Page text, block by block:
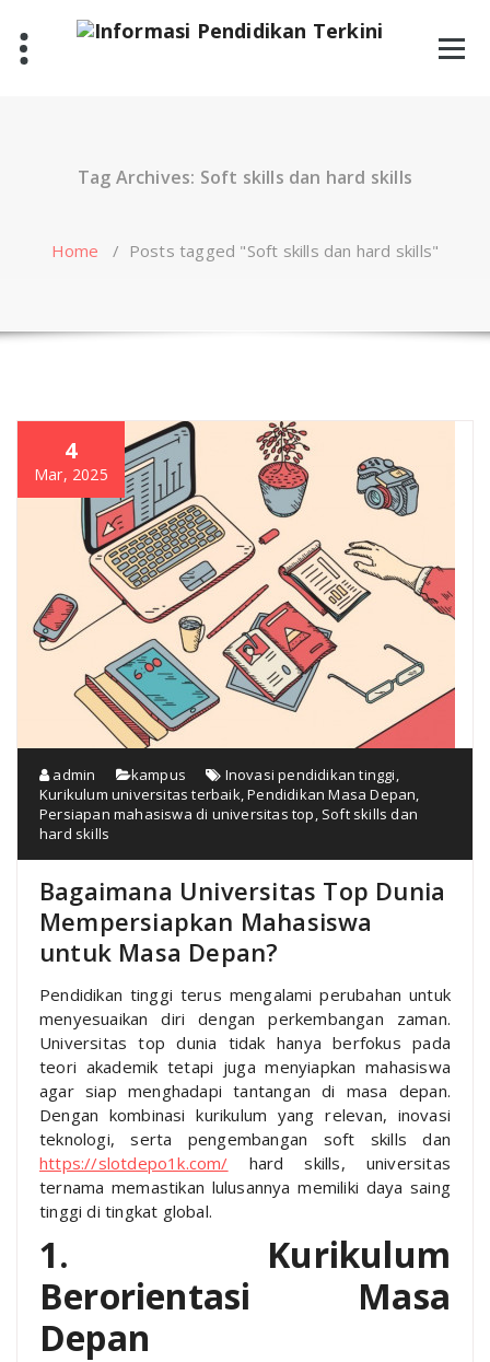
content
Tag Archives: Soft skills dan hard skills
Home / Posts tagged "Soft skills dan hard skills"
4
Mar, 2025
admin kampus Inovasi pendidikan tinggi,
Kurikulum universitas terbaik,Pendidikan Masa Depan,
Persiapan mahasiswa di universitas top, Soft skills dan
hard skills
Bagaimana Universitas Top Dunia
Mempersiapkan Mahasiswa
untuk Masa Depan?
Pendidikan tinggi terus mengalami perubahan untuk
menyesuaikan diri dengan perkembangan zaman.
Universitas top dunia tidak hanya berfokus pada
teori akademik tetapi juga menyiapkan mahasiswa
agar siap menghadapi tantangan di masa depan.
Dengan kombinasi kurikulum yang relevan, inovasi
teknologi, serta pengembangan soft skills dan
https://slotdepo1k.com/ hard skills, universitas
ternama memastikan lulusannya memiliki daya saing
tinggi di tingkat global.
1. Kurikulum
Berorientasi Masa
Depan